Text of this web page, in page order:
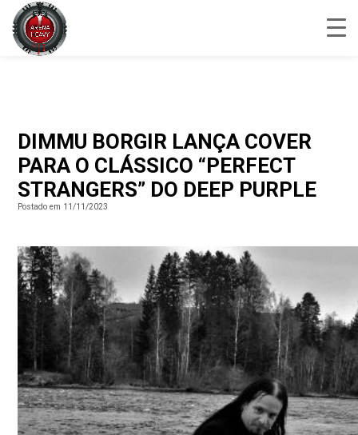
DIMMU BORGIR LANÇA COVER
PARA O CLÁSSICO “PERFECT
STRANGERS” DO DEEP PURPLE
Postado em 11/11/2023